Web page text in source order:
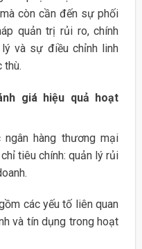
còn cần đến sự phối
quản trị rủi ro, chính
và sự điều chỉnh linh
thù.
giá hiệu quả hoạt
hàng thương mại
tiêu chính: quản lý rủi
các yếu tố liên quan
và tín dụng trong hoạt